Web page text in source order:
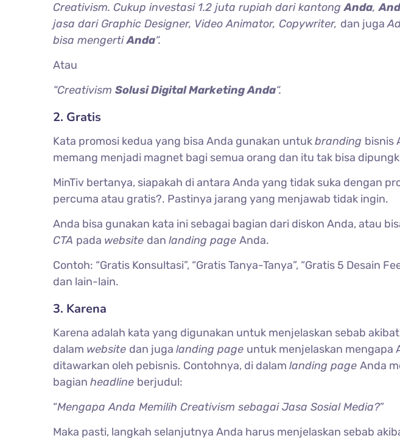
Creativism. Cukup investasi 1.2 juta rupiah dari kantongAnda,
jasa dari Graphic Designer, Video Animator, Copywriter, dan juga
bisa mengertiAnda“.
Atau
“Creativism Solusi Digital Marketing Anda“.
2. Gratis
Kata promosi kedua yang bisa Anda gunakan untukbranding bisnis
memang menjadi magnet bagi semua orang dan itu tak bisa
MinTiv bertanya, siapakah di antara Anda yang tidak suka dengan
percuma atau gratis?. Pastinya jarang yang menjawab tidak ingin.
Anda bisa gunakan kata ini sebagai bagian dari diskon Anda, atau
CTA pada website dan landing page Anda.
Contoh: “Gratis Konsultasi”, “Gratis Tanya-Tanya”, “Gratis 5 Desain
dan lain-lain.
3. Karena
Karena adalah kata yang digunakan untuk menjelaskan sebab
dalam website dan juga landing page untuk menjelaskan mengapa
ditawarkan oleh pebisnis. Contohnya, di dalam landing page Anda
bagian headline berjudul:
“Mengapa Anda Memilih Creativism sebagai Jasa Sosial Media?”
Maka pasti, langkah selanjutnya Anda harus menjelaskan sebab